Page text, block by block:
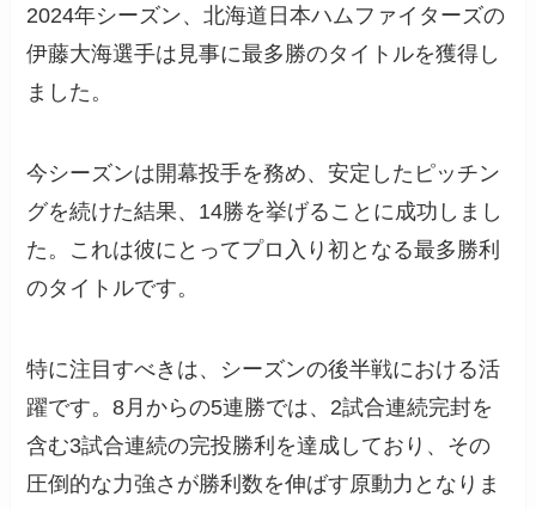
2024年シーズン、北海道日本ハムファイターズの
伊藤大海選手は見事に最多勝のタイトルを獲得し
ました。
今シーズンは開幕投手を務め、安定したピッチン
グを続けた結果、14勝を挙げることに成功しまし
た。これは彼にとってプロ入り初となる最多勝利
のタイトルです。
特に注目すべきは、シーズンの後半戦における活
躍です。8月からの5連勝では、2試合連続完封を
含む3試合連続の完投勝利を達成しており、その
圧倒的な力強さが勝利数を伸ばす原動力となりま